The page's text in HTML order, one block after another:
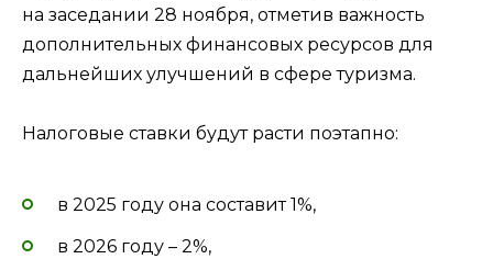
на заседании 28 ноября, отметив важность
дополнительных финансовых ресурсов для
дальнейших улучшений в сфере туризма.
Налоговые ставки будут расти поэтапно:
в 2025 году она составит 1%,
в 2026 году – 2%,